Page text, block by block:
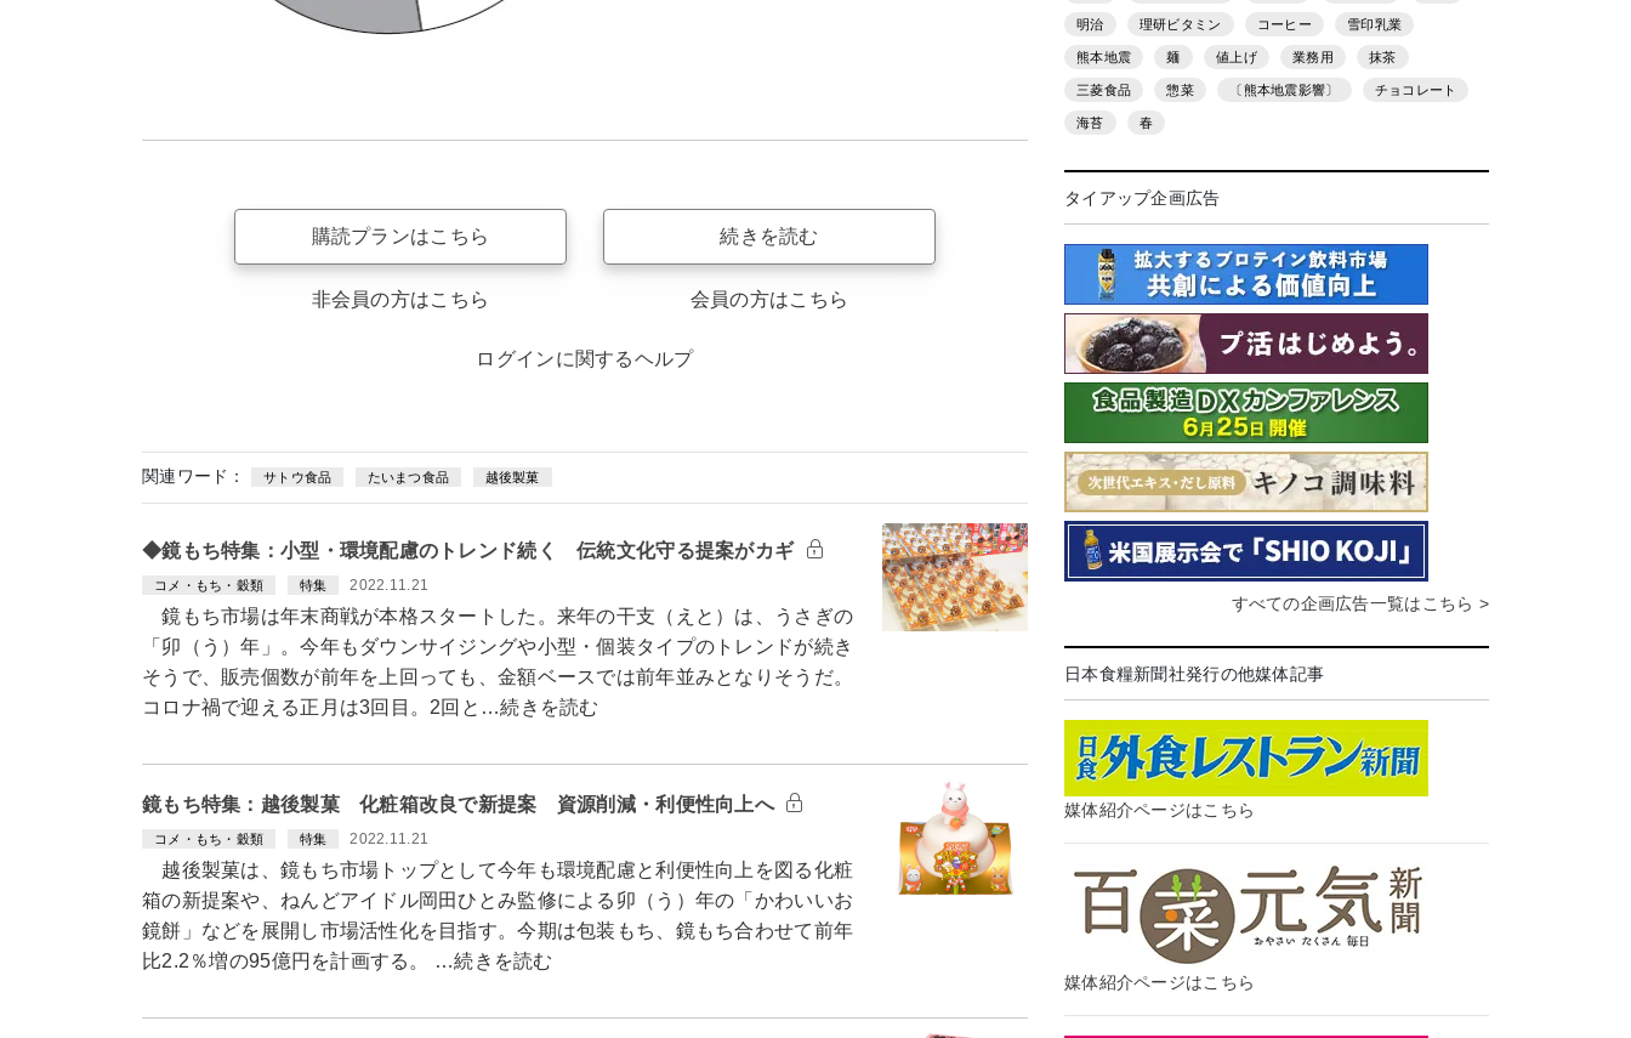
購読プランはこちら
非会員の方はこちら
続きを読む
会員の方はこちら
ログインに関するヘルプ
関連ワード： サトウ食品 たいまつ食品 越後製菓
◆鏡もち特集：小型・環境配慮のトレンド続く 伝統文化守る提案がカギ
コメ・もち・穀類 特集 2022.11.21
鏡もち市場は年末商戦が本格スタートした。来年の干支（えと）は、うさぎの
「卯（う）年」。今年もダウンサイジングや小型・個装タイプのトレンドが続き
そうで、販売個数が前年を上回っても、金額ベースでは前年並みとなりそうだ。
コロナ禍で迎える正月は3回目。2回と…続きを読む
鏡もち特集：越後製菓 化粧箱改良で新提案 資源削減・利便性向上へ
コメ・もち・穀類 特集 2022.11.21
越後製菓は、鏡もち市場トップとして今年も環境配慮と利便性向上を図る化粧
箱の新提案や、ねんどアイドル岡田ひとみ監修による卯（う）年の「かわいいお
鏡餅」などを展開し市場活性化を目指す。今期は包装もち、鏡もち合わせて前年
比2.2％増の95億円を計画する。 …続きを読む
明治 理研ビタミン コーヒー 雪印乳業
熊本地震 麺 値上げ 業務用 抹茶
三菱食品 惣菜 〔熊本地震影響〕 チョコレート
海苔 春
タイアップ企画広告
すべての企画広告一覧はこちら >
日本食糧新聞社発行の他媒体記事
媒体紹介ページはこちら
媒体紹介ページはこちら